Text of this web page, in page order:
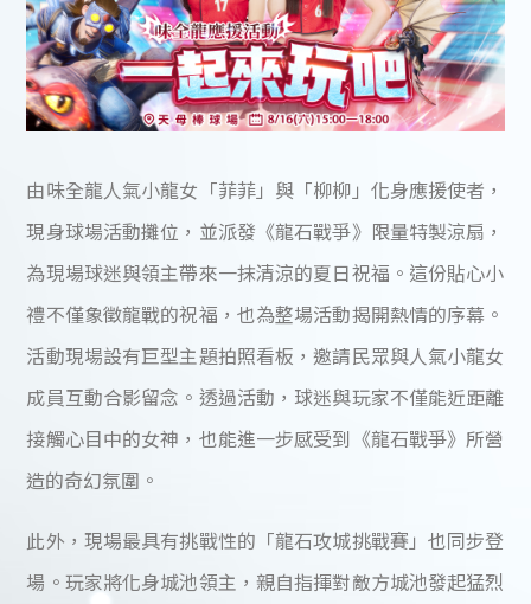
由味全龍人氣小龍女「菲菲」與「柳柳」化身應援使者，
現身球場活動攤位，並派發《龍石戰爭》限量特製涼扇，
為現場球迷與領主帶來一抹清涼的夏日祝福。這份貼心小
禮不僅象徵龍戰的祝福，也為整場活動揭開熱情的序幕。
活動現場設有巨型主題拍照看板，邀請民眾與人氣小龍女
成員互動合影留念。透過活動，球迷與玩家不僅能近距離
接觸心目中的女神，也能進一步感受到《龍石戰爭》所營
造的奇幻氛圍。
此外，現場最具有挑戰性的「龍石攻城挑戰賽」也同步登
場。玩家將化身城池領主，親自指揮對敵方城池發起猛烈